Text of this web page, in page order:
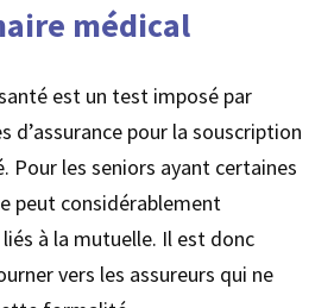
médical
est un test imposé par
d’assurance pour la souscription
Pour les seniors ayant certaines
peut considérablement
à la mutuelle. Il est donc
vers les assureurs qui ne